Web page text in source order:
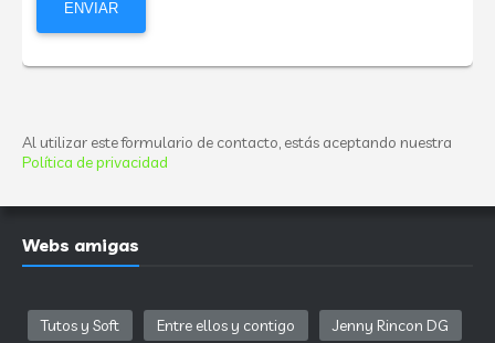
Al utilizar este formulario de contacto, estás aceptando nuestra
Política de privacidad
Webs amigas
Tutos y Soft Entre ellos y contigo Jenny Rincon DG